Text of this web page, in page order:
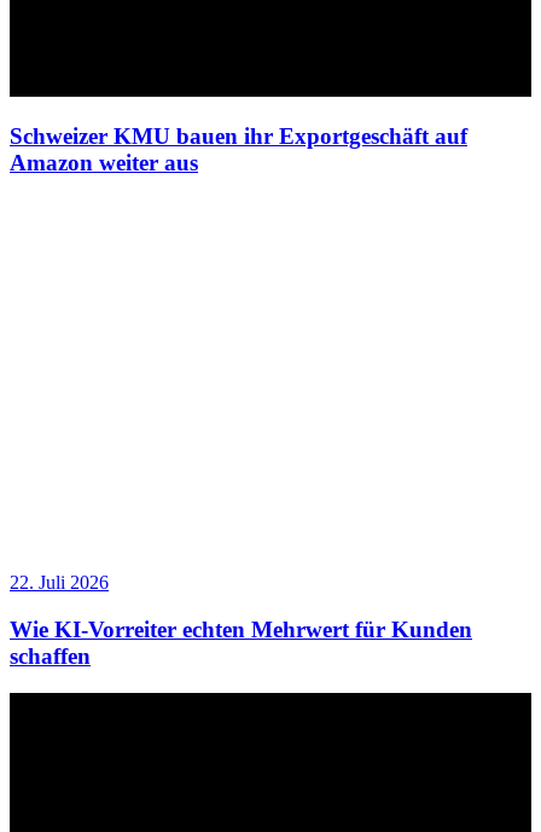
Schweizer KMU bauen ihr Exportgeschäft auf
Amazon weiter aus
22. Juli 2026
Wie KI-Vorreiter echten Mehrwert für Kunden
schaffen